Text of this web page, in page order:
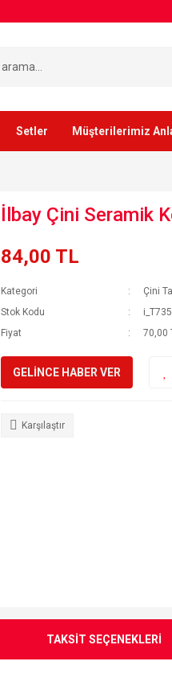
Setler Müşterilerimiz
İlbay Çini Seramik
84,00 TL
Kategori
Çini
Stok Kodu
Fiyat
70,00
GELİNCE HABER VER
Karşılaştır
TAKSİT SEÇENEKLERİ